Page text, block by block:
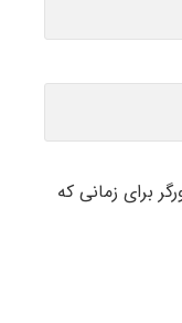
برای زمانی که